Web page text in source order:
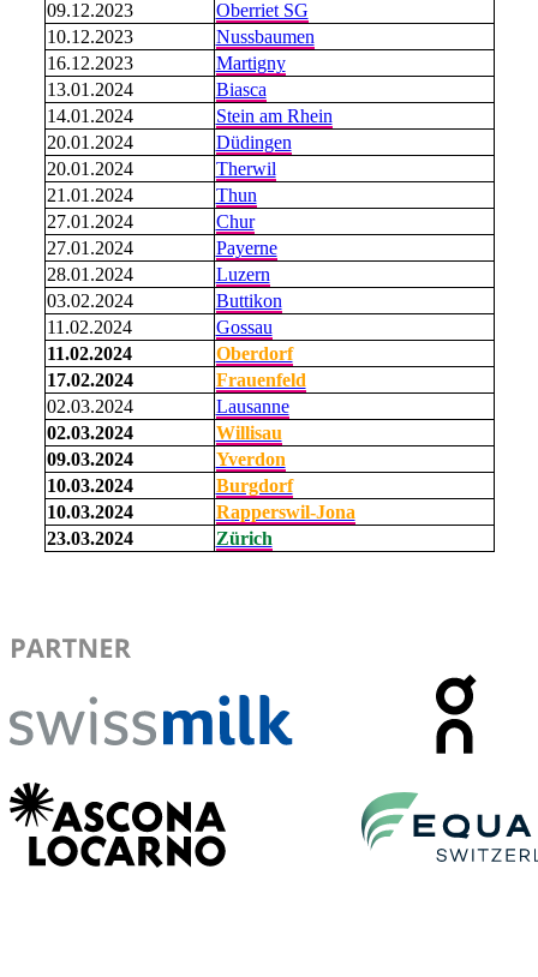
09.12.2023
Oberriet SG
10.12.2023
Nussbaumen
16.12.2023
Martigny
13.01.2024
Biasca
14.01.2024
Stein am Rhein
20.01.2024
Düdingen
20.01.2024
Therwil
21.01.2024
Thun
27.01.2024
Chur
27.01.2024
Payerne
28.01.2024
Luzern
03.02.2024
Buttikon
11.02.2024
Gossau
11.02.2024
Oberdorf
17.02.2024
Frauenfeld
02.03.2024
Lausanne
02.03.2024
Willisau
09.03.2024
Yverdon
10.03.2024
Burgdorf
10.03.2024
Rapperswil-Jona
23.03.2024
Zürich